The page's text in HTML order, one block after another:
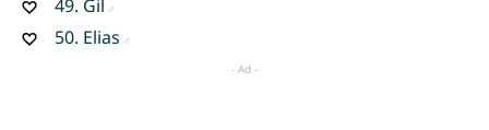
49. Gil
50. Elias